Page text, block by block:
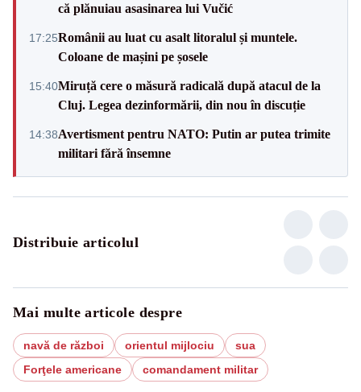
că plănuiau asasinarea lui Vučić
17:25Românii au luat cu asalt litoralul și muntele.
Coloane de mașini pe șosele
15:40Miruță cere o măsură radicală după atacul de la
Cluj. Legea dezinformării, din nou în discuție
14:38Avertisment pentru NATO: Putin ar putea trimite
militari fără însemne
Distribuie articolul
Mai multe articole despre
navă de război orientul mijlociu
sua
Forţele americane
comandament militar